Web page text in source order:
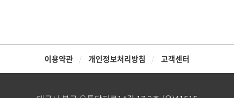
이용약관 개인정보처리방침 고객센터